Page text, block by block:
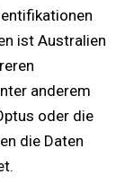
ist Australien
anderem
oder die
die Daten